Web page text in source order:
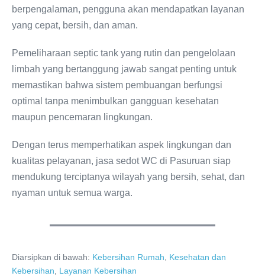
berpengalaman, pengguna akan mendapatkan layanan
yang cepat, bersih, dan aman.
Pemeliharaan septic tank yang rutin dan pengelolaan
limbah yang bertanggung jawab sangat penting untuk
memastikan bahwa sistem pembuangan berfungsi
optimal tanpa menimbulkan gangguan kesehatan
maupun pencemaran lingkungan.
Dengan terus memperhatikan aspek lingkungan dan
kualitas pelayanan, jasa sedot WC di Pasuruan siap
mendukung terciptanya wilayah yang bersih, sehat, dan
nyaman untuk semua warga.
Diarsipkan di bawah: Kebersihan Rumah
Kesehatan dan
Kebersihan
Layanan Kebersihan